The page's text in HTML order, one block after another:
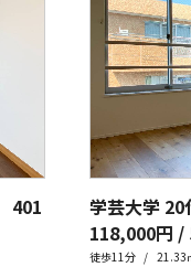
401
学芸大学 20
118,000円 /
徒歩11分 21.33